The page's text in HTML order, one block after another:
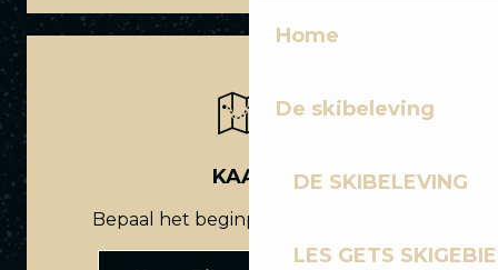
Home
De skibeleving
DE SKIBELEVING
LES GETS
KAART
Bepaal het beginpunt van je route.